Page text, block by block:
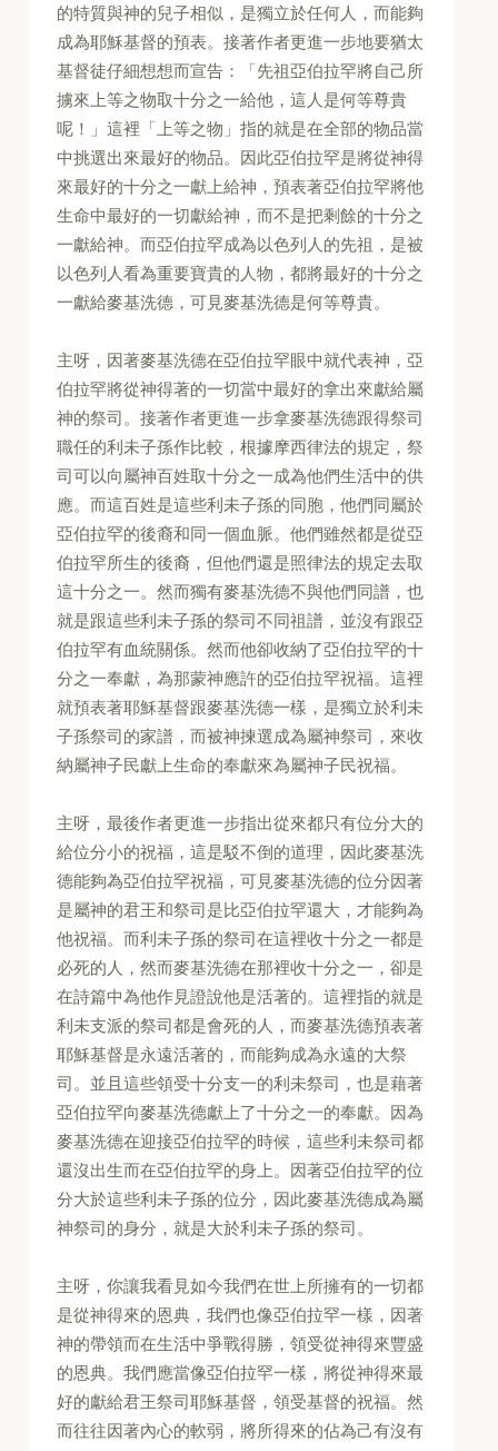
的特質與神的兒子相似，是獨立於任何人，而能夠
成為耶穌基督的預表。接著作者更進一步地要猶太
基督徒仔細想想而宣告：「先祖亞伯拉罕將自己所
擄來上等之物取十分之一給他，這人是何等尊貴
呢！」這裡「上等之物」指的就是在全部的物品當
中挑選出來最好的物品。因此亞伯拉罕是將從神得
來最好的十分之一獻上給神，預表著亞伯拉罕將他
生命中最好的一切獻給神，而不是把剩餘的十分之
一獻給神。而亞伯拉罕成為以色列人的先祖，是被
以色列人看為重要寶貴的人物，都將最好的十分之
一獻給麥基洗德，可見麥基洗德是何等尊貴。
主呀，因著麥基洗德在亞伯拉罕眼中就代表神，亞
伯拉罕將從神得著的一切當中最好的拿出來獻給屬
神的祭司。接著作者更進一步拿麥基洗德跟得祭司
職任的利未子孫作比較，根據摩西律法的規定，祭
司可以向屬神百姓取十分之一成為他們生活中的供
應。而這百姓是這些利未子孫的同胞，他們同屬於
亞伯拉罕的後裔和同一個血脈。他們雖然都是從亞
伯拉罕所生的後裔，但他們還是照律法的規定去取
這十分之一。然而獨有麥基洗德不與他們同譜，也
就是跟這些利未子孫的祭司不同祖譜，並沒有跟亞
伯拉罕有血統關係。然而他卻收納了亞伯拉罕的十
分之一奉獻，為那蒙神應許的亞伯拉罕祝福。這裡
就預表著耶穌基督跟麥基洗德一樣，是獨立於利未
子孫祭司的家譜，而被神揀選成為屬神祭司，來收
納屬神子民獻上生命的奉獻來為屬神子民祝福。
主呀，最後作者更進一步指出從來都只有位分大的
給位分小的祝福，這是駁不倒的道理，因此麥基洗
德能夠為亞伯拉罕祝福，可見麥基洗德的位分因著
是屬神的君王和祭司是比亞伯拉罕還大，才能夠為
他祝福。而利未子孫的祭司在這裡收十分之一都是
必死的人，然而麥基洗德在那裡收十分之一，卻是
在詩篇中為他作見證說他是活著的。這裡指的就是
利未支派的祭司都是會死的人，而麥基洗德預表著
耶穌基督是永遠活著的，而能夠成為永遠的大祭
司。並且這些領受十分支一的利未祭司，也是藉著
亞伯拉罕向麥基洗德獻上了十分之一的奉獻。因為
麥基洗德在迎接亞伯拉罕的時候，這些利未祭司都
還沒出生而在亞伯拉罕的身上。因著亞伯拉罕的位
分大於這些利未子孫的位分，因此麥基洗德成為屬
神祭司的身分，就是大於利未子孫的祭司。
主呀，你讓我看見如今我們在世上所擁有的一切都
是從神得來的恩典，我們也像亞伯拉罕一樣，因著
神的帶領而在生活中爭戰得勝，領受從神得來豐盛
的恩典。我們應當像亞伯拉罕一樣，將從神得來最
好的獻給君王祭司耶穌基督，領受基督的祝福。然
而往往因著內心的軟弱，將所得來的佔為己有沒有